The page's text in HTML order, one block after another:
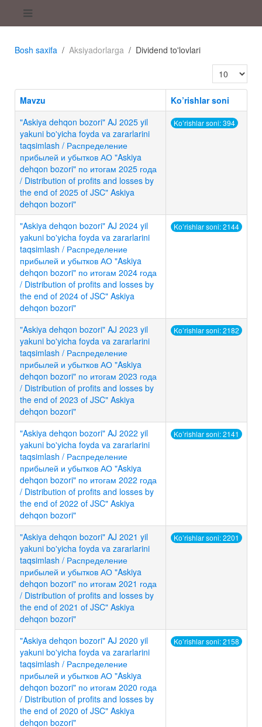
Bosh saxifa Aksiyadorlarga
Dividend to'lovlari
Satrlar soni:
Mavzu
Ko’rishlar soni
"Askiya dehqon bozori" AJ 2025 yil
yakuni bo'yicha foyda va zararlarini
taqsimlash / Распределение
прибылей и убытков АО "Askiya
dehqon bozori" по итогам 2025 года
/ Distribution of profits and losses by
the end of 2025 of JSC" Askiya
dehqon bozori"
Ko’rishlar soni: 394
"Askiya dehqon bozori" AJ 2024 yil
yakuni bo'yicha foyda va zararlarini
taqsimlash / Распределение
прибылей и убытков АО "Askiya
dehqon bozori" по итогам 2024 года
/ Distribution of profits and losses by
the end of 2024 of JSC" Askiya
dehqon bozori"
Ko’rishlar soni: 2144
"Askiya dehqon bozori" AJ 2023 yil
yakuni bo'yicha foyda va zararlarini
taqsimlash / Распределение
прибылей и убытков АО "Askiya
dehqon bozori" по итогам 2023 года
/ Distribution of profits and losses by
the end of 2023 of JSC" Askiya
dehqon bozori"
Ko’rishlar soni: 2182
"Askiya dehqon bozori" AJ 2022 yil
yakuni bo'yicha foyda va zararlarini
taqsimlash / Распределение
прибылей и убытков АО "Askiya
dehqon bozori" по итогам 2022 года
/ Distribution of profits and losses by
the end of 2022 of JSC" Askiya
dehqon bozori"
Ko’rishlar soni: 2141
"Askiya dehqon bozori" AJ 2021 yil
yakuni bo'yicha foyda va zararlarini
taqsimlash / Распределение
прибылей и убытков АО "Askiya
dehqon bozori" по итогам 2021 года
/ Distribution of profits and losses by
the end of 2021 of JSC" Askiya
dehqon bozori"
Ko’rishlar soni: 2201
"Askiya dehqon bozori" AJ 2020 yil
yakuni bo'yicha foyda va zararlarini
taqsimlash / Распределение
прибылей и убытков АО "Askiya
dehqon bozori" по итогам 2020 года
/ Distribution of profits and losses by
the end of 2020 of JSC" Askiya
dehqon bozori"
Ko’rishlar soni: 2158